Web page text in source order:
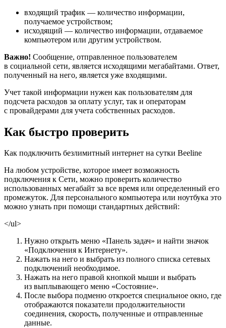
входящий трафик — количество информации,
получаемое устройством;
исходящий — количество информации, отдаваемое
компьютером или другим устройством.
Важно! Сообщение, отправленное пользователем
в социальной сети, является исходящими мегабайтами. Ответ,
полученный на него, является уже входящими.
Учет такой информации нужен как пользователям для
подсчета расходов за оплату услуг, так и операторам
с провайдерами для учета собственных расходов.
Как быстро проверить
Как подключить безлимитный интернет на сутки Beeline
На любом устройстве, которое имеет возможность
подключения к Сети, можно проверить количество
использованных мегабайт за все время или определенный его
промежуток. Для персонального компьютера или ноутбука это
можно узнать при помощи стандартных действий:
</ul>
Нужно открыть меню «Панель задач» и найти значок
«Подключения к Интернету».
Нажать на него и выбрать из полного списка сетевых
подключений необходимое.
Нажать на него правой кнопкой мыши и выбрать
из выплывающего меню «Состояние».
После выбора подменю откроется специальное окно, где
отображаются показатели продолжительности
соединения, скорость, полученные и отправленные
данные.